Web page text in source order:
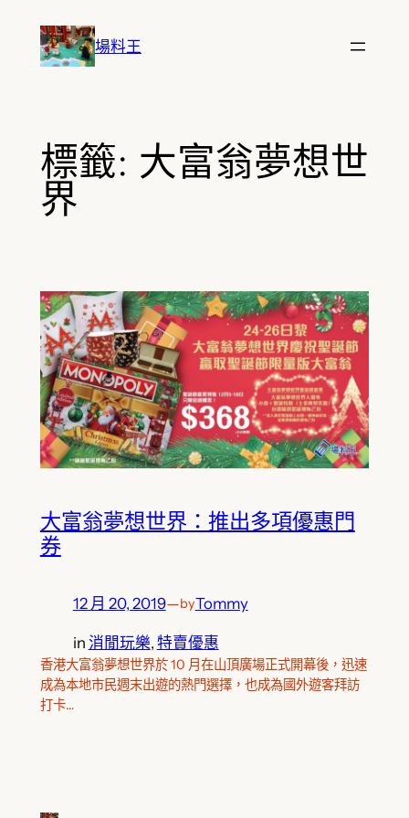
場料王
標籤: 大富翁夢想世
界
大富翁夢想世界：推出多項優惠門
券
12 月 20, 2019—byTommy
in 消閒玩樂, 特賣優惠
香港大富翁夢想世界於 10 月在山頂廣場正式開幕後，迅速
成為本地市民週末出遊的熱門選擇，也成為國外遊客拜訪
打卡…